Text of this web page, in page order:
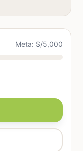
Meta: S/5,000